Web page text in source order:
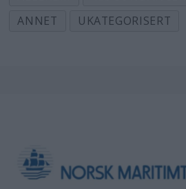
ANNET
UKATEGORISERT